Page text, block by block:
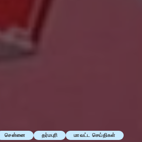
சென்னை தர்மபுரி மாவட்ட செய்திகள்